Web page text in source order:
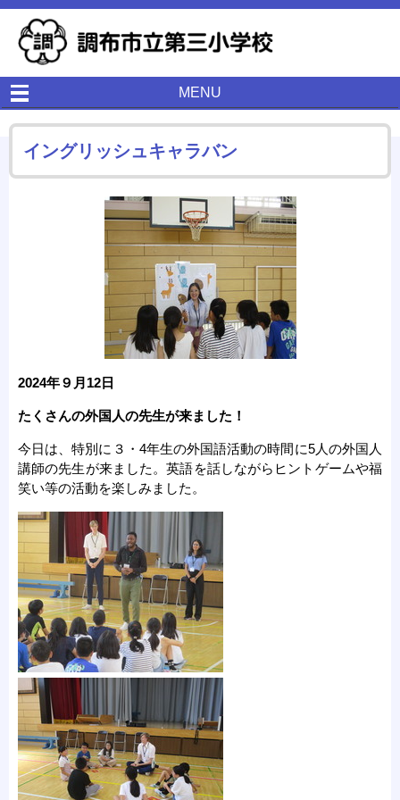
MENU
イングリッシュキャラバン
2024年９月12日
たくさんの外国人の先生が来ました！
今日は、特別に３・4年生の外国語活動の時間に5人の外国人
講師の先生が来ました。英語を話しながらヒントゲームや福
笑い等の活動を楽しみました。